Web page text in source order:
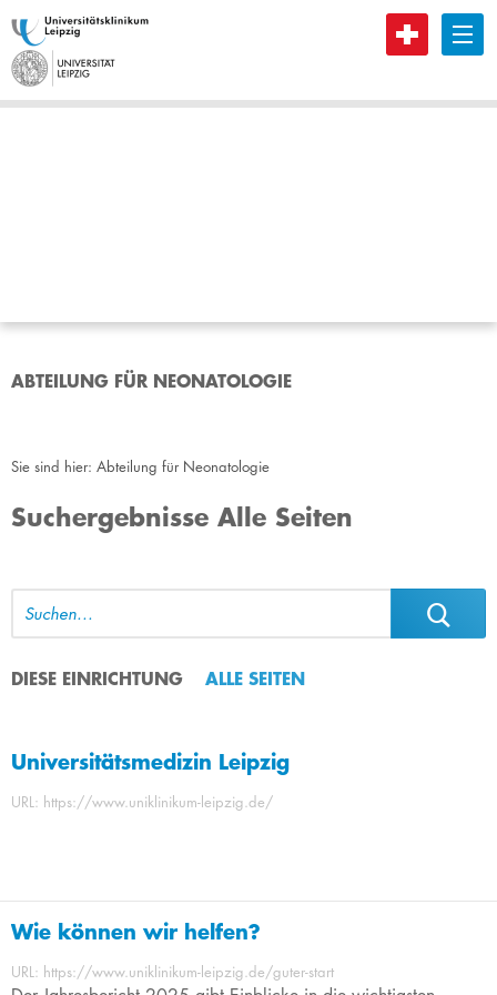
B
ABTEILUNG FÜR NEONATOLOGIE
Sie sind hier: Abteilung für Neonatologie
Suchergebnisse Alle Seiten
DIESE EINRICHTUNG ALLE SEITEN
Universitätsmedizin Leipzig
URL: https://www.uniklinikum-leipzig.de/
Wie können wir helfen?
URL: https://www.uniklinikum-leipzig.de/guter-start